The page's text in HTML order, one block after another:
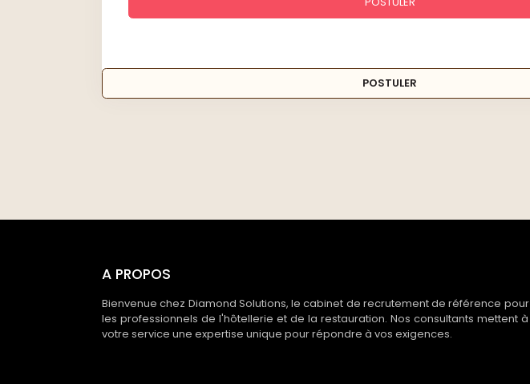
POSTULER
A PROPOS
Bienvenue chez Diamond Solutions, le cabinet de recrutement de référence pour
les professionnels de l'hôtellerie et de la restauration. Nos consultants mettent à
votre service une expertise unique pour répondre à vos exigences.